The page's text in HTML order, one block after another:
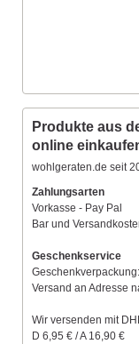
Produkte aus
online
wohlgeraten.de seit
Zahlungsarten
Vorkasse - Pay Pal
Bar und
Geschenkservice
Versand an Adresse
Wir versenden mit DHL
D 6,95 € / A 16,90 €